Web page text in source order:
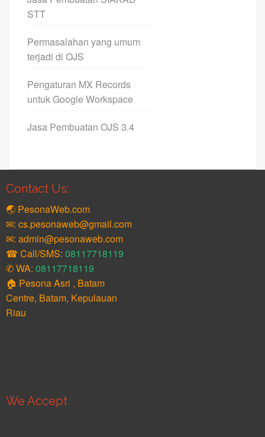
STT
Permasalahan yang umum
terjadi di OJS
Pengaturan MX Records
untuk Google Workspace
Jasa Pembuatan OJS 3.4
Contact Us:
🌏 PesonaWeb.com
✉: cs.pesonaweb@gmail.com
✉: admin@pesonaweb.com
☎ Call/SMS: 08117718119
✆ WA: 08117718119
🏠 Pesona Asri , Batam
Centre, Batam, Kepulauan
Riau
We Accept